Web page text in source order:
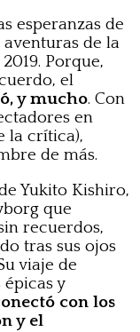
esperanzas de
de la
Porque,
el
y mucho. Con
en
la crítica),
de más.
Yukito Kishiro,
que
recuerdos,
tras sus ojos
viaje de
y
con los
y el